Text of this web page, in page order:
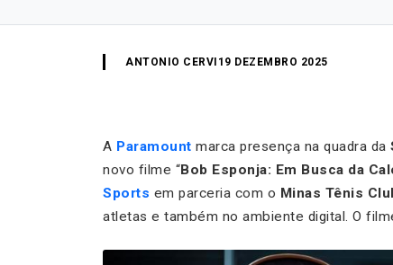
ANTONIO CERVI 19 DEZEMBRO 2025
A Paramount marca presença na quadra da
novo filme “Bob Esponja: Em Busca da
Sports em parceria com o Minas Tênis
atletas e também no ambiente digital. O